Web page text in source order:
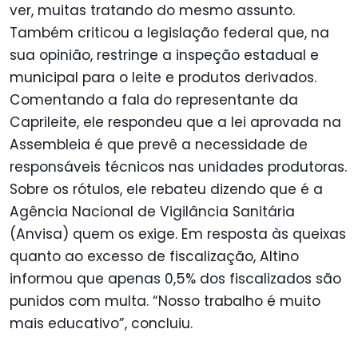
ver, muitas tratando do mesmo assunto.
Também criticou a legislação federal que, na
sua opinião, restringe a inspeção estadual e
municipal para o leite e produtos derivados.
Comentando a fala do representante da
Caprileite, ele respondeu que a lei aprovada na
Assembleia é que prevê a necessidade de
responsáveis técnicos nas unidades produtoras.
Sobre os rótulos, ele rebateu dizendo que é a
Agência Nacional de Vigilância Sanitária
(Anvisa) quem os exige. Em resposta às queixas
quanto ao excesso de fiscalização, Altino
informou que apenas 0,5% dos fiscalizados são
punidos com multa. “Nosso trabalho é muito
mais educativo”, concluiu.